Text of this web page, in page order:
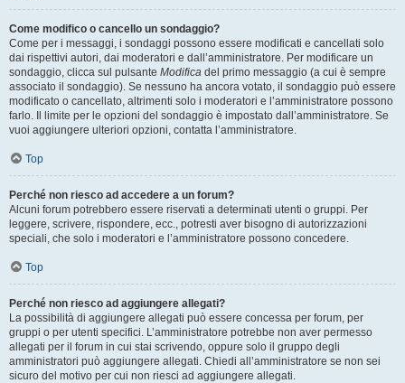
Come modifico o cancello un sondaggio?
Come per i messaggi, i sondaggi possono essere modificati e cancellati solo
dai rispettivi autori, dai moderatori e dall’amministratore. Per modificare un
sondaggio, clicca sul pulsante Modifica del primo messaggio (a cui è sempre
associato il sondaggio). Se nessuno ha ancora votato, il sondaggio può essere
modificato o cancellato, altrimenti solo i moderatori e l’amministratore possono
farlo. Il limite per le opzioni del sondaggio è impostato dall’amministratore. Se
vuoi aggiungere ulteriori opzioni, contatta l’amministratore.
Top
Perché non riesco ad accedere a un forum?
Alcuni forum potrebbero essere riservati a determinati utenti o gruppi. Per
leggere, scrivere, rispondere, ecc., potresti aver bisogno di autorizzazioni
speciali, che solo i moderatori e l’amministratore possono concedere.
Top
Perché non riesco ad aggiungere allegati?
La possibilità di aggiungere allegati può essere concessa per forum, per
gruppi o per utenti specifici. L’amministratore potrebbe non aver permesso
allegati per il forum in cui stai scrivendo, oppure solo il gruppo degli
amministratori può aggiungere allegati. Chiedi all’amministratore se non sei
sicuro del motivo per cui non riesci ad aggiungere allegati.